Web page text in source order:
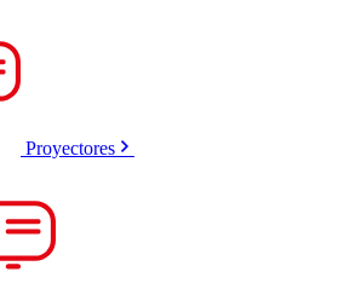
Proyectores